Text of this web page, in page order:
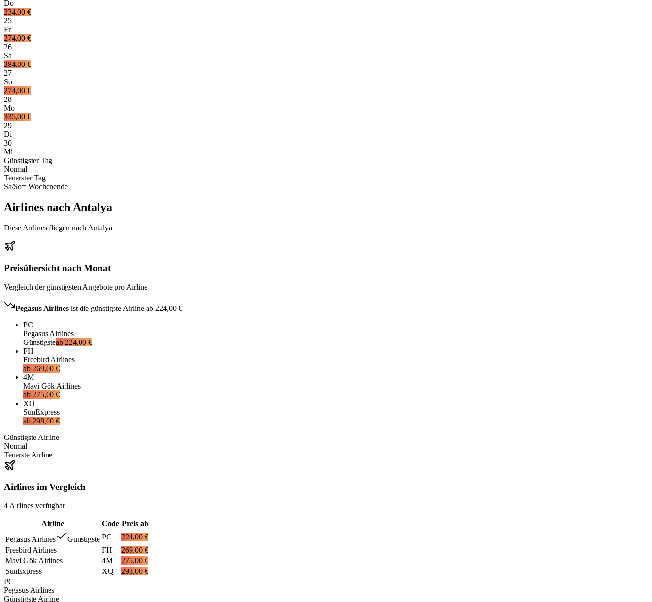
Do
234,00 €
25
Fr
274,00 €
26
Sa
284,00 €
27
So
274,00 €
28
Mo
335,00 €
29
Di
30
Mi
Günstigster Tag
Normal
Teuerster Tag
Sa/So= Wochenende
Airlines nach Antalya
Diese Airlines fliegen nach Antalya
Preisübersicht nach Monat
Vergleich der günstigsten Angebote pro Airline
Pegasus Airlines ist die günstigste Airline ab 224,00 €
PC
Pegasus Airlines
Günstigsteab 224,00 €
FH
Freebird Airlines
ab 269,00 €
4M
Mavi Gök Airlines
ab 275,00 €
XQ
SunExpress
ab 298,00 €
Günstigste Airline
Normal
Teuerste Airline
Airlines im Vergleich
4 Airlines verfügbar
Airline Code Preis ab
Pegasus Airlines
Günstigste PC
224,00 €
Freebird Airlines
FH
269,00 €
Mavi Gök Airlines
4M
275,00 €
SunExpress
XQ
298,00 €
PC
Pegasus Airlines
Günstigste Airline